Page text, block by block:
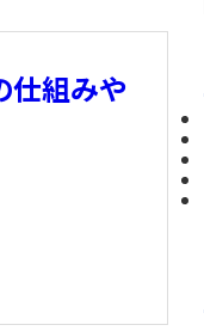
仕組みや